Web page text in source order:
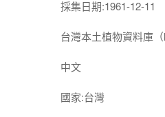
採集日期:1961-12-11
台灣本土植物資料庫（
中文
國家:台灣